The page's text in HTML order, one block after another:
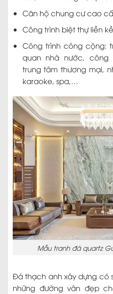
Căn hộ chung cư cao
Công trình biệt thự liền
Công trình công cộng:
quan nhà nước,
trung tâm thương mại,
karaoke, spa,…
Mẫu tranh đá quartz
Đá thạch anh xây dựng có
những đường vân đẹp